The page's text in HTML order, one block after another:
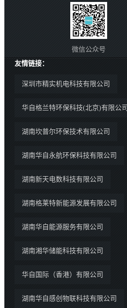
微信公众号
友情链接：
深圳市精实机电科技有限公司
华自格兰特环保科技(北京)有限公司
湖南坎普尔环保技术有限公司
湖南华自永航环保科技有限公司
湖南新天电数科技有限公司
湖南格莱特新能源发展有限公司
湖南华自能源服务有限公司
湖南湘华储能科技有限公司
华自国际（香港）有限公司
湖南华自感创物联科技有限公司